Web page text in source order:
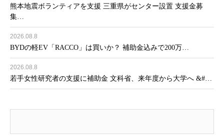
熊本地震ボランティアを支援 三重県がセンター設置 支援金募
集…
2026.08.8
BYDの軽EV「RACCO」は買いか？ 補助金込みで200万…
2026.08.8
若手女性研究者の支援に補助金 文科省、来年度から大学へ &#…